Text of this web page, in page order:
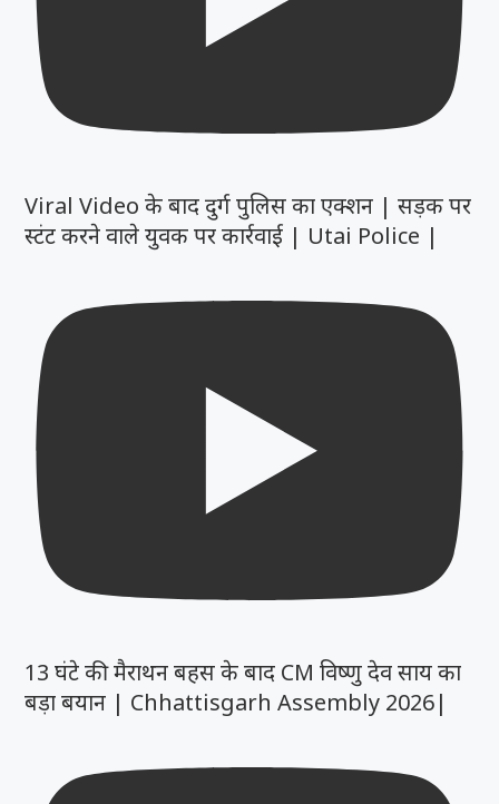
Viral Video के बाद दुर्ग पुलिस का एक्शन | सड़क पर
स्टंट करने वाले युवक पर कार्रवाई | Utai Police |
13 घंटे की मैराथन बहस के बाद CM विष्णु देव साय का
बड़ा बयान | Chhattisgarh Assembly 2026|